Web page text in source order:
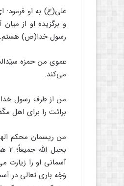
علی(ع) به او فرمود:
و برگزیده او از
رسول خدا(ص) هستم.
عموی من حمزه
می‌کند.
من از طرف رسول
برائت را برای اهل
من ریسمان محکم
آسمانی او را زیارت
وَجْه باری تعالی در